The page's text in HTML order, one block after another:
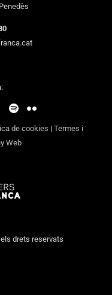
de cookies | Termes i
Web
drets reservats